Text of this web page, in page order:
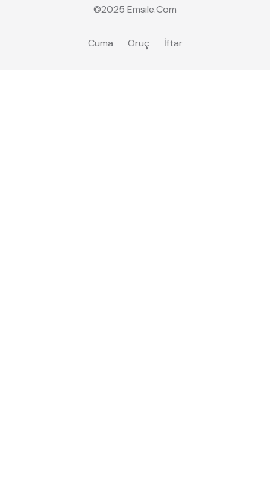
©2025 Emsile.Com
Cuma Oruç İftar